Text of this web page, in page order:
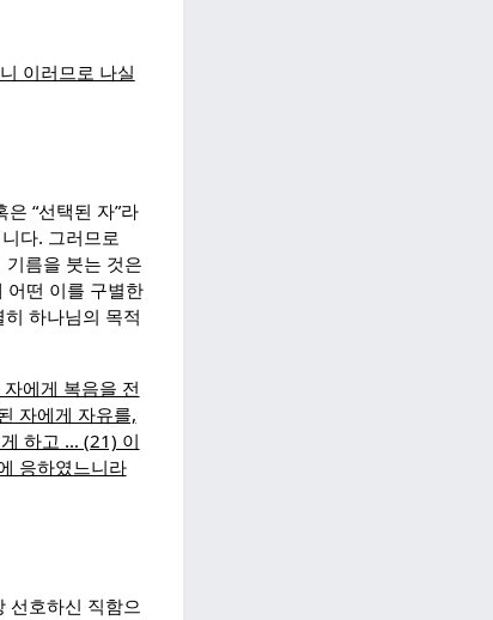
이러므로 나실
“선택된 자”라
다. 그러므로
름을 붓는 것은
어떤 이를 구별한
하나님의 목적
에게 복음을 전
자에게 자유를,
하고 … (21) 이
응하였느니라
선호하신 직함으